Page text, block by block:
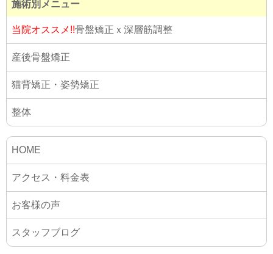
施術別メニュー
産後骨盤矯正
猫背矯正・姿勢矯正
整体
HOME
アクセス・料金表
お客様の声
スタッフブログ